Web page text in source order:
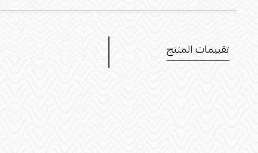
تقييمات المنتج